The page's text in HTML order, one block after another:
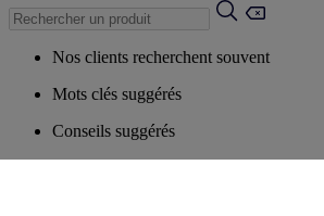
Nos clients recherchent souvent
Mots clés suggérés
Conseils suggérés